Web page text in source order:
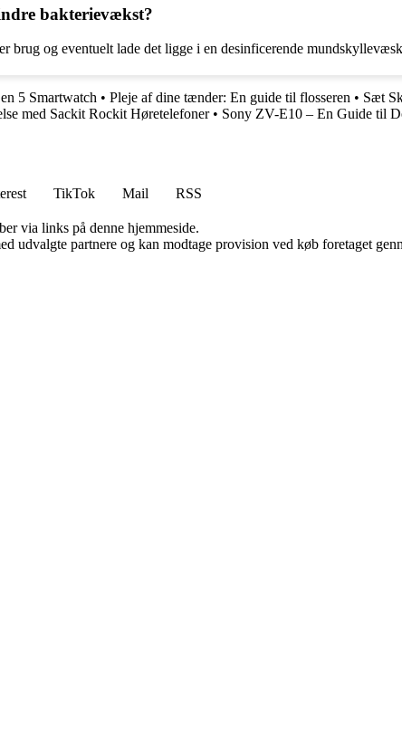
bakterievækst?
brug og eventuelt lade det ligge i en desinficerende
5 Smartwatch • Pleje af dine tænder: En guide til flosseren • Sæt
med Sackit Rockit Høretelefoner• Sony ZV-E10 – En Guide til
TikTok Mail
RSS
via links på denne hjemmeside.
udvalgte partnere og kan modtage provision ved køb foretaget